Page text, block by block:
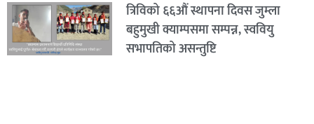
त्रिविको ६६औं स्थापना दिवस जुम्ला
बहुमुखी क्याम्पसमा सम्पन्न, स्ववियु
सभापतिको असन्तुष्टि